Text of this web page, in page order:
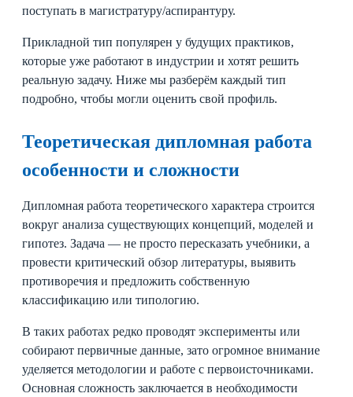
поступать в магистратуру/аспирантуру.
Прикладной тип популярен у будущих практиков,
которые уже работают в индустрии и хотят решить
реальную задачу. Ниже мы разберём каждый тип
подробно, чтобы могли оценить свой профиль.
Теоретическая дипломная работа
особенности и сложности
Дипломная работа теоретического характера строится
вокруг анализа существующих концепций, моделей и
гипотез. Задача — не просто пересказать учебники, а
провести критический обзор литературы, выявить
противоречия и предложить собственную
классификацию или типологию.
В таких работах редко проводят эксперименты или
собирают первичные данные, зато огромное внимание
уделяется методологии и работе с первоисточниками.
Основная сложность заключается в необходимости